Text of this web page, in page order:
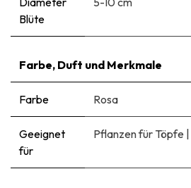
Blüte
Farbe, Duft und Merkmale
Farbe Rosa
Geeignet
für
Pflanzen für Töpfe |